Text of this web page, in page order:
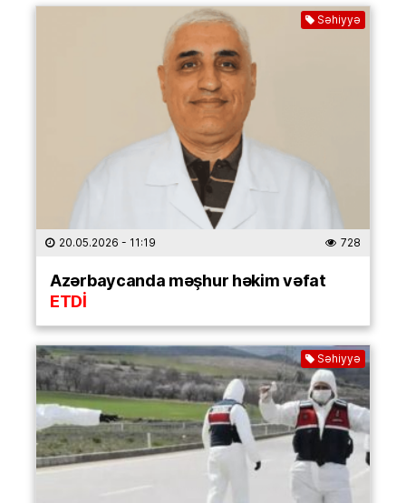
Səhiyyə
20.05.2026 - 11:19 728
Azərbaycanda məşhur həkim vəfat
ETDİ
Səhiyyə